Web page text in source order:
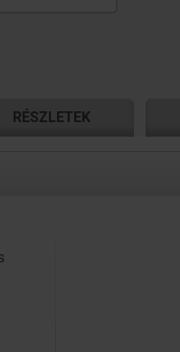
RÉSZLETEK